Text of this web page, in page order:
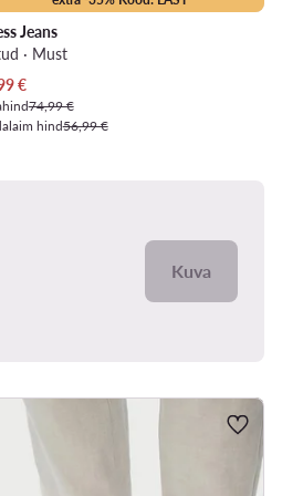
Jeans
· Must
hind
€
74,99 €
hind56,99 €
Kuva